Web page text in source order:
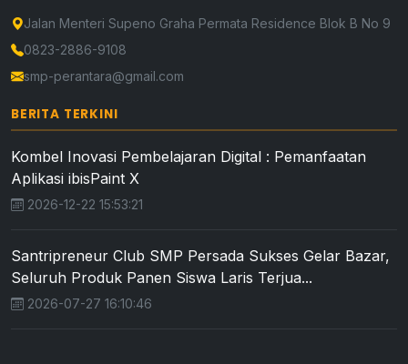
Jalan Menteri Supeno Graha Permata Residence Blok B No 9
0823-2886-9108
smp-perantara@gmail.com
BERITA TERKINI
Kombel Inovasi Pembelajaran Digital : Pemanfaatan
Aplikasi ibisPaint X
2026-12-22 15:53:21
Santripreneur Club SMP Persada Sukses Gelar Bazar,
Seluruh Produk Panen Siswa Laris Terjua...
2026-07-27 16:10:46